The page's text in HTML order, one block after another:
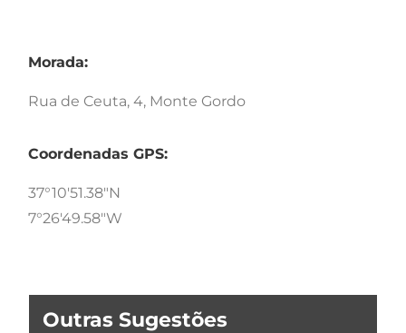
Morada:
Rua de Ceuta, 4, Monte Gordo
Coordenadas GPS:
37°10'51.38"N
7°26'49.58"W
Outras Sugestões